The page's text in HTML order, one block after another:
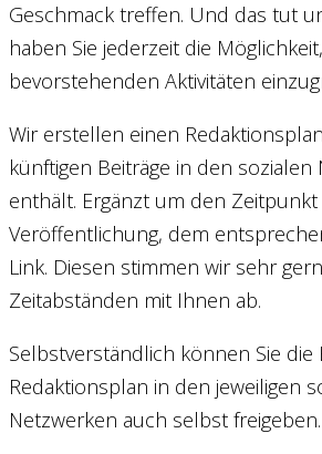
Geschmack treffen. Und das tut
haben Sie jederzeit die
bevorstehenden Aktivitäten
Wir erstellen einen
künftigen Beiträge in den sozialen
enthält. Ergänzt um den
Veröffentlichung, dem
Link. Diesen stimmen wir sehr
Zeitabständen mit Ihnen ab.
Selbstverständlich können Sie die
Redaktionsplan in den jeweiligen
Netzwerken auch selbst freigeben.